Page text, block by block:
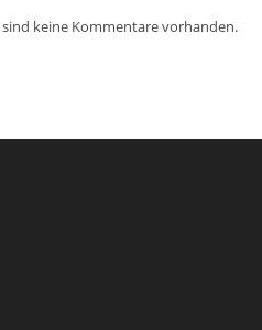
sind keine Kommentare vorhanden.